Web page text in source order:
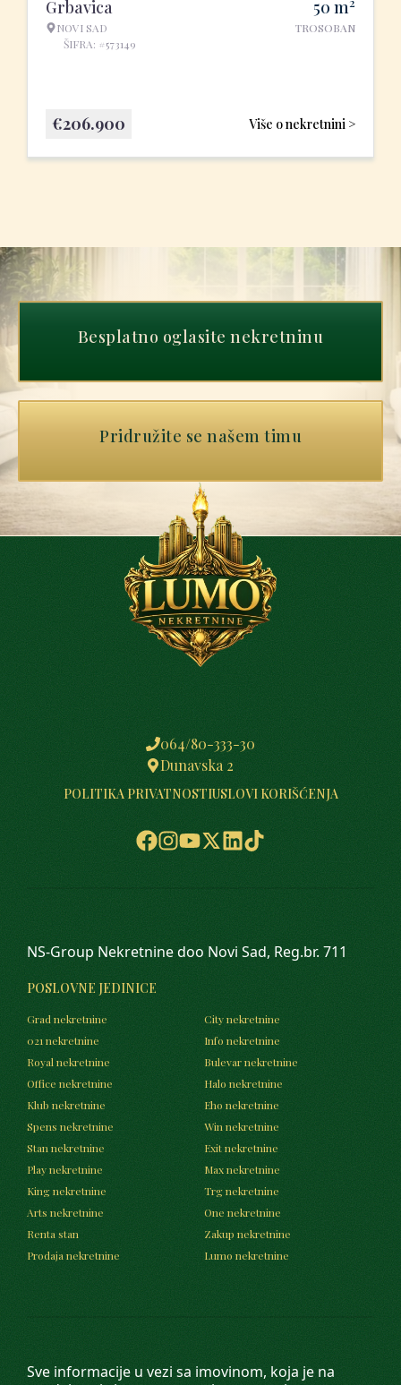
Grbavica
NOVI SAD
ŠIFRA: #573149
50 m
TROSOBAN
Više o nekretnini >
€206.900
Besplatno oglasite nekretninu
Pridružite se našem timu
064/80-333-30
Dunavska 2
POLITIKA PRIVATNOSTIUSLOVI KORIŠĆENJA
Sve informacije u vezi sa imovinom, koja je na
NS-Group Nekretnine doo Novi Sad, Reg.br. 711
POSLOVNE JEDINICE
Grad nekretnine
City nekretnine
021 nekretnine
Info nekretnine
Royal nekretnine
Bulevar nekretnine
Office nekretnine
Halo nekretnine
Klub nekretnine
Eho nekretnine
Spens nekretnine
Win nekretnine
Stan nekretnine
Exit nekretnine
Play nekretnine
Max nekretnine
King nekretnine
Trg nekretnine
Arts nekretnine
One nekretnine
Renta stan
Zakup nekretnine
Prodaja nekretnine
Lumo nekretnine